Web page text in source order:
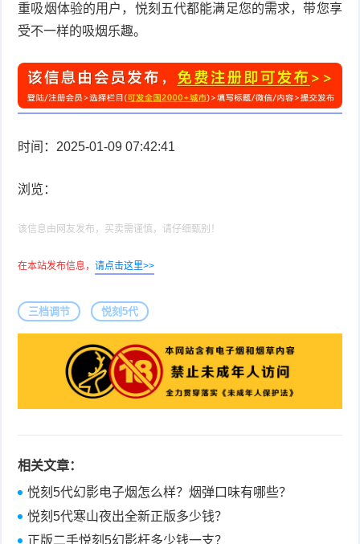
重吸烟体验的用户，悦刻五代都能满足您的需求，带您享
受不一样的吸烟乐趣。
时间：2025-01-09 07:42:41
浏览：
该信息由网友发布，买卖需谨慎，请仔细甄别！
在本站发布信息，请点击这里>>
悦刻5代
三档调节
相关文章：
悦刻5代幻影电子烟怎么样？烟弹口味有哪些？
悦刻5代寒山夜出全新正版多少钱？
正版二手悦刻5幻影杆多少钱一支？